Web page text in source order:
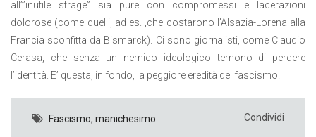
all”’inutile strage” sia pure con compromessi e lacerazioni
dolorose (come quelli, ad es. ,che costarono l’Alsazia-Lorena alla
Francia sconfitta da Bismarck). Ci sono giornalisti, come Claudio
Cerasa, che senza un nemico ideologico temono di perdere
l’identità. E’ questa, in fondo, la peggiore eredità del fascismo.
Fascismo, manichesimo Condividi